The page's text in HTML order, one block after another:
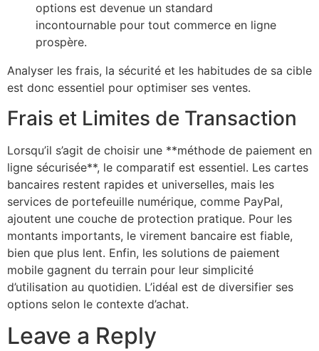
options est devenue un standard
incontournable pour tout commerce en ligne
prospère.
Analyser les frais, la sécurité et les habitudes de sa cible
est donc essentiel pour optimiser ses ventes.
Frais et Limites de Transaction
Lorsqu’il s’agit de choisir une **méthode de paiement en
ligne sécurisée**, le comparatif est essentiel. Les cartes
bancaires restent rapides et universelles, mais les
services de portefeuille numérique, comme PayPal,
ajoutent une couche de protection pratique. Pour les
montants importants, le virement bancaire est fiable,
bien que plus lent. Enfin, les solutions de paiement
mobile gagnent du terrain pour leur simplicité
d’utilisation au quotidien. L’idéal est de diversifier ses
options selon le contexte d’achat.
Leave a Reply